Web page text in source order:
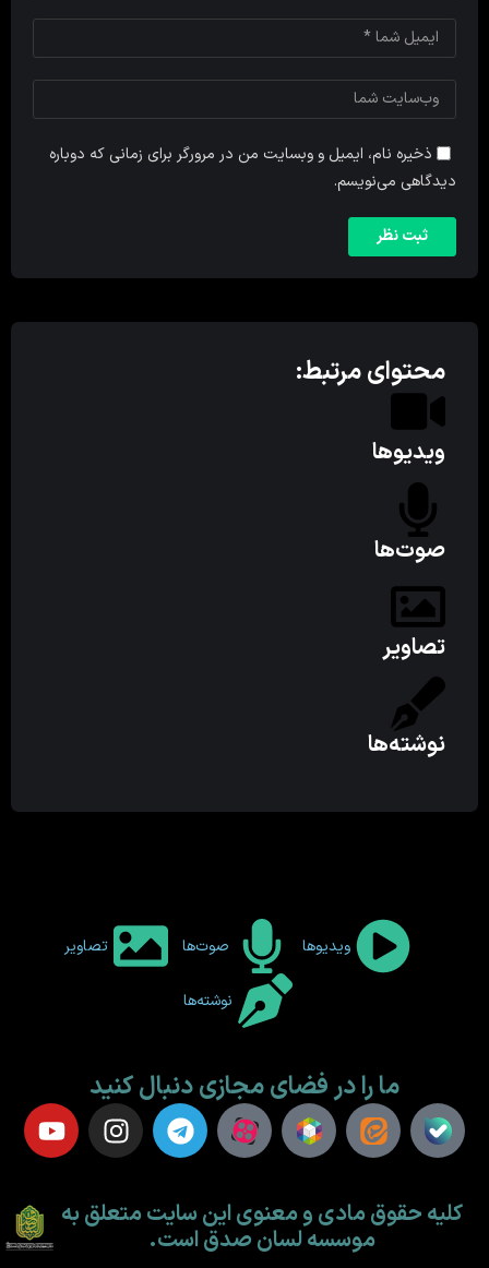
ذخیره نام، ایمیل و وبسایت من در مرورگر برای زمانی که دوباره
دیدگاهی می‌نویسم.
محتوای مرتبط:
ویدیوها
صوت‌ها
تصاویر
نوشته‌ها
ویدیوها صوت‌ها تصاویر
نوشته‌ها
ما را در فضای مجازی دنبال کنید
کلیه حقوق مادی و معنوی این سایت متعلق به
موسسه لسان صدق است.